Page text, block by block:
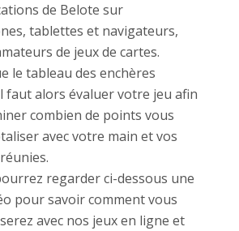
de Belote sur
tablettes et navigateurs,
de jeux de cartes.
le tableau des enchères
faut alors évaluer votre jeu afin
combien de points vous
avec votre main et vos
regarder ci-dessous une
pour savoir comment vous
avec nos jeux en ligne et